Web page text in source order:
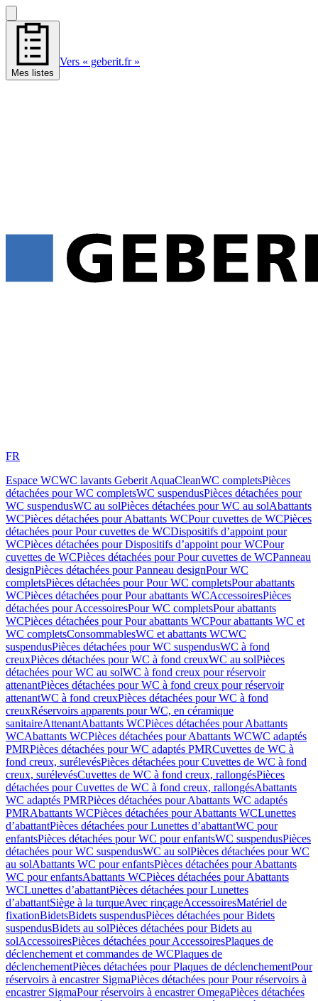
Mes listes
Vers « geberit.fr »
FR
Espace WCWC lavants Geberit AquaCleanWC completsPièces
détachées pour WC completsWC suspendusPièces détachées pour
WC suspendusWC au solPièces détachées pour WC au solAbattants
WCPièces détachées pour Abattants WCPour cuvettes de WCPièces
détachées pour Pour cuvettes de WCDispositifs d’appoint pour
WCPièces détachées pour Dispositifs d’appoint pour WCPour
cuvettes de WCPièces détachées pour Pour cuvettes de WCPanneau
designPièces détachées pour Panneau designPour WC
completsPièces détachées pour Pour WC completsPour abattants
WCPièces détachées pour Pour abattants WCAccessoiresPièces
détachées pour AccessoiresPour WC completsPour abattants
WCPièces détachées pour Pour abattants WCPour abattants WC et
WC completsConsommablesWC et abattants WCWC
suspendusPièces détachées pour WC suspendusWC à fond
creuxPièces détachées pour WC à fond creuxWC au solPièces
détachées pour WC au solWC à fond creux pour réservoir
attenantPièces détachées pour WC à fond creux pour réservoir
attenantWC à fond creuxPièces détachées pour WC à fond
creuxRéservoirs apparents pour WC, en céramique
sanitaireAttenantAbattants WCPièces détachées pour Abattants
WCAbattants WCPièces détachées pour Abattants WCWC adaptés
PMRPièces détachées pour WC adaptés PMRCuvettes de WC à
fond creux, surélevésPièces détachées pour Cuvettes de WC à fond
creux, surélevésCuvettes de WC à fond creux, rallongésPièces
détachées pour Cuvettes de WC à fond creux, rallongésAbattants
WC adaptés PMRPièces détachées pour Abattants WC adaptés
PMRAbattants WCPièces détachées pour Abattants WCLunettes
d’abattantPièces détachées pour Lunettes d’abattantWC pour
enfantsPièces détachées pour WC pour enfantsWC suspendusPièces
détachées pour WC suspendusWC au solPièces détachées pour WC
au solAbattants WC pour enfantsPièces détachées pour Abattants
WC pour enfantsAbattants WCPièces détachées pour Abattants
WCLunettes d’abattantPièces détachées pour Lunettes
d’abattantSiège à la turqueAvec rinçageAccessoiresMatériel de
fixationBidetsBidets suspendusPièces détachées pour Bidets
suspendusBidets au solPièces détachées pour Bidets au
solAccessoiresPièces détachées pour AccessoiresPlaques de
déclenchement et commandes de WCPlaques de
déclenchementPièces détachées pour Plaques de déclenchementPour
réservoirs à encastrer SigmaPièces détachées pour Pour réservoirs à
encastrer SigmaPour réservoirs à encastrer OmegaPièces détachées